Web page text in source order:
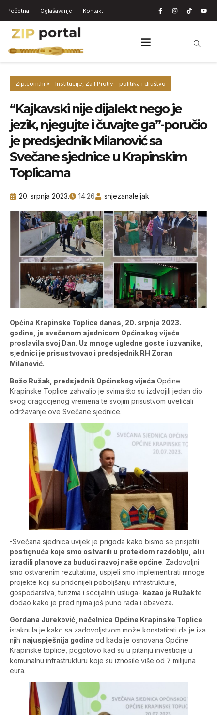
Početna Oglašavanje Kontakt
Zip.com.hr Institucije, Za I Protiv - politika i društvo
“Kajkavski nije dijalekt nego je
jezik, njegujte i čuvajte ga”-poručio
je predsjednik Milanović sa
Svečane sjednice u Krapinskim
Toplicama
20. srpnja 2023. 14:26 snjezanaleljak
Općina Krapinske Toplice danas, 20. srpnja 2023.
godine, je svečanom sjednicom Općinskog vijeća
proslavila svoj Dan. Uz mnoge ugledne goste i uzvanike,
sjednici je prisustvovao i predsjednik RH Zoran
Milanović.
Božo Ružak, predsjednik Općinskog vijeća Općine
Krapinske Toplice zahvalio je svima što su izdvojili jedan dio
svog dragocjenog vremena te svojim prisustvom uveličali
održavanje ove Svečane sjednice.
-Svečana sjednica uvijek je prigoda kako bismo se prisjetili
postignuća koje smo ostvarili u proteklom razdoblju, ali i
izradili planove za budući razvoj naše općine. Zadovoljni
smo ostvarenim rezultatima, uspjeli smo implementirati mnoge
projekte koji su pridonijeli poboljšanju infrastrukture,
gospodarstva, turizma i socijalnih usluga- kazao je Ružakte
dodao kako je pred njima još puno rada i obaveza.
Gordana Jureković, načelnica Općine Krapinske Toplice
istaknula je kako sa zadovoljstvom može konstatirati da je iza
njih najuspješnija godina od kada je osnovana Općine
Krapinske toplice, pogotovo kad su u pitanju investicije u
komunalnu infrastrukturu koje su iznosile više od 7 milijuna
eura.